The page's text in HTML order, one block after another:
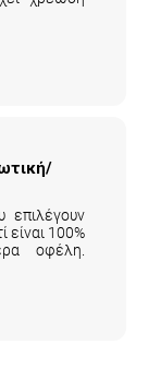
είναι 100%
οφέλη.